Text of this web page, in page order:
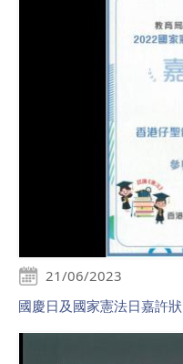
21/06/2023
國慶日及國家憲法日嘉許狀